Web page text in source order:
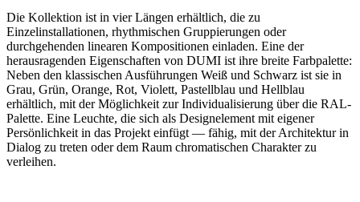
Die Kollektion ist in vier Längen erhältlich, die zu
Einzelinstallationen, rhythmischen Gruppierungen oder
durchgehenden linearen Kompositionen einladen. Eine der
herausragenden Eigenschaften von DUMI ist ihre breite Farbpalette:
Neben den klassischen Ausführungen Weiß und Schwarz ist sie in
Grau, Grün, Orange, Rot, Violett, Pastellblau und Hellblau
erhältlich, mit der Möglichkeit zur Individualisierung über die RAL-
Palette. Eine Leuchte, die sich als Designelement mit eigener
Persönlichkeit in das Projekt einfügt — fähig, mit der Architektur in
Dialog zu treten oder dem Raum chromatischen Charakter zu
verleihen.